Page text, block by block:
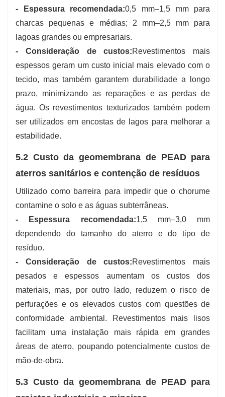
- Espessura recomendada:0,5 mm–1,5 mm para
charcas pequenas e médias; 2 mm–2,5 mm para
lagoas grandes ou empresariais.
- Consideração de custos:Revestimentos mais
espessos geram um custo inicial mais elevado com o
tecido, mas também garantem durabilidade a longo
prazo, minimizando as reparações e as perdas de
água. Os revestimentos texturizados também podem
ser utilizados em encostas de lagos para melhorar a
estabilidade.
5.2 Custo da geomembrana de PEAD para
aterros sanitários e contenção de resíduos
Utilizado como barreira para impedir que o chorume
contamine o solo e as águas subterrâneas.
- Espessura recomendada:1,5 mm–3,0 mm
dependendo do tamanho do aterro e do tipo de
resíduo.
- Consideração de custos:Revestimentos mais
pesados ​​e espessos aumentam os custos dos
materiais, mas, por outro lado, reduzem o risco de
perfurações e os elevados custos com questões de
conformidade ambiental. Revestimentos mais lisos
facilitam uma instalação mais rápida em grandes
áreas de aterro, poupando potencialmente custos de
mão-de-obra.
5.3 Custo da geomembrana de PEAD para